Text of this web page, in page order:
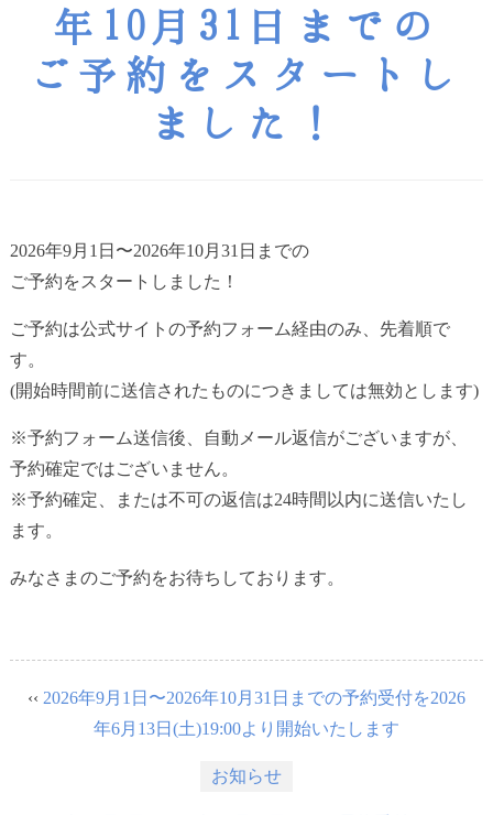
年10月31日までの
ご予約をスタートし
ました！
2026年9月1日〜2026年10月31日までの
ご予約をスタートしました！
ご予約は公式サイトの予約フォーム経由のみ、先着順で
す。
(開始時間前に送信されたものにつきましては無効とします)
※予約フォーム送信後、自動メール返信がございますが、
予約確定ではございません。
※予約確定、または不可の返信は24時間以内に送信いたし
ます。
みなさまのご予約をお待ちしております。
‹‹ 2026年9月1日〜2026年10月31日までの予約受付を2026
年6月13日(土)19:00より開始いたします
お知らせ